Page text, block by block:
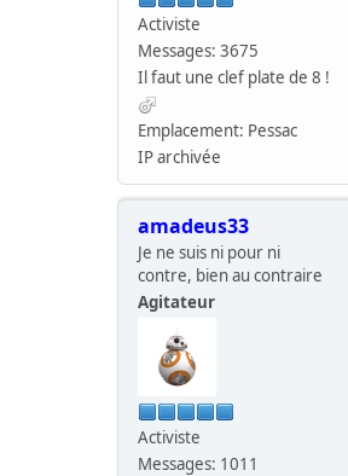
Activiste
Messages: 3675
Il faut une clef plate de 8 !
Emplacement: Pessac
IP archivée
amadeus33
Je ne suis ni pour ni
contre, bien au contraire
Agitateur
Activiste
Messages: 1011